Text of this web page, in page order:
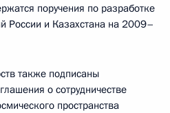
поручения по разработке
России и Казахстана на 2009–
также подписаны
о сотрудничестве
пространства